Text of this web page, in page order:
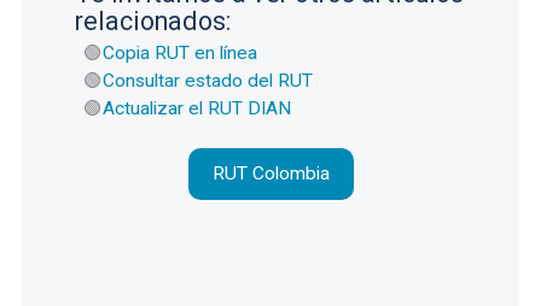
relacionados:
Copia RUT en línea
Consultar estado del RUT
Actualizar el RUT DIAN
RUT Colombia